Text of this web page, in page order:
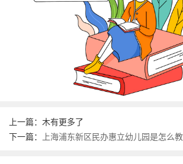
上一篇：木有更多了
下一篇：
上海浦东新区民办惠立幼儿园是怎么